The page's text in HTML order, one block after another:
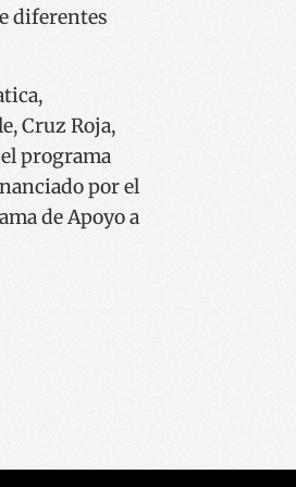
diferentes
Cruz Roja,
programa
por el
de Apoyo a